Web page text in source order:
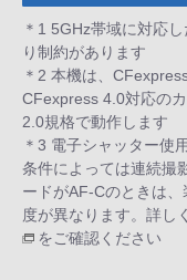
＊1 5GHz帯域に対応
り制約があります
＊2 本機は、
CFexpress 4.0対応の
2.0規格で動作します
＊3 電子シャッター使
条件によっては連続撮
ードがAF-Cのときは
度が異なります。詳し
をご確認ください